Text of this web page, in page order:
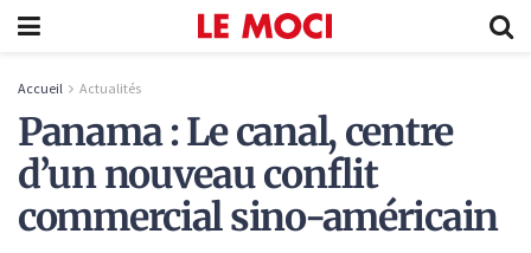
Accueil Actualités
Panama : Le canal, centre
d’un nouveau conflit
commercial sino-américain